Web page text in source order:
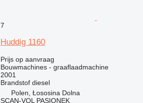
7
Huddig 1160
Prijs op aanvraag
Bouwmachines - graaflaadmachine
2001
Brandstof diesel
Polen, Łososina Dolna
SCAN-VOL PASIONEK